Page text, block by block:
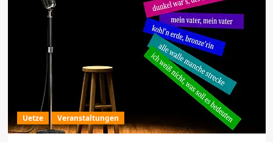
Uetze Veranstaltungen